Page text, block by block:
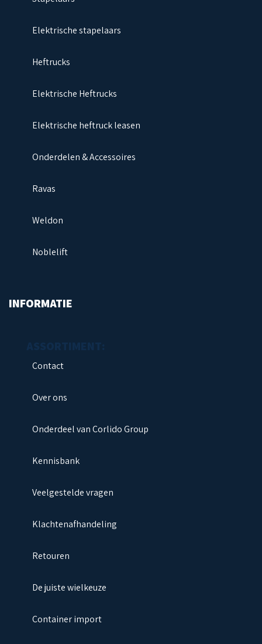
Elektrische stapelaars
Heftrucks
Elektrische Heftrucks
Elektrische heftruck leasen
Onderdelen & Accessoires
Ravas
Weldon
Noblelift
INFORMATIE
Contact
Over ons
Onderdeel van Corlido Group
Kennisbank
Veelgestelde vragen
Klachtenafhandeling
Retouren
De juiste wielkeuze
Container import